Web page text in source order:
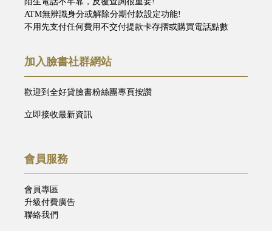
ATM無辨識身分或解除分期付款設定功能!
不用先支付任何費用不交付提款卡存摺或購買電話點數
加入臉書社群網站
歡迎到全好貸臉書粉絲團專頁按讚
立即接收最新資訊
會員服務
會員專區
升級付費廣告
聯絡我們